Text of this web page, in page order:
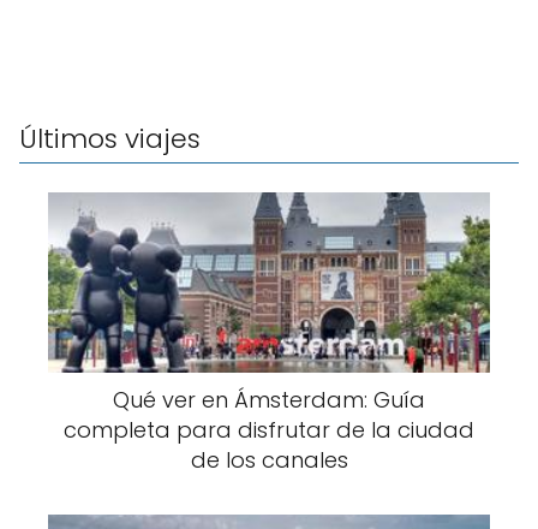
Últimos viajes
Qué ver en Ámsterdam: Guía
completa para disfrutar de la ciudad
de los canales